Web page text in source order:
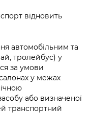
відновить
автомобільним та
тролейбус) у
за умови
у межах
або визначеної
транспортний